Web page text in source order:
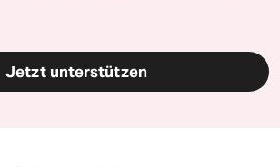
Jetzt unterstützen